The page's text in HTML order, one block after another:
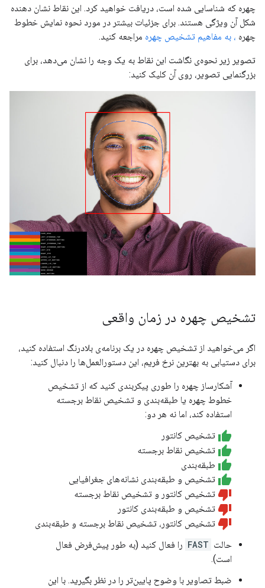
چهره که شناسایی شده است، دریافت خواهید کرد. این نقاط نشان دهنده
شکل آن ویژگی هستند. برای جزئیات بیشتر در مورد نحوه نمایش خطوط
چهره ، به مفاهیم تشخیص چهره مراجعه کنید.
تصویر زیر نحوه‌ی نگاشت این نقاط به یک وجه را نشان می‌دهد، برای
بزرگنمایی تصویر، روی آن کلیک کنید:
تشخیص چهره در زمان واقعی
اگر می‌خواهید از تشخیص چهره در یک برنامه‌ی بلادرنگ استفاده کنید،
برای دستیابی به بهترین نرخ فریم، این دستورالعمل‌ها را دنبال کنید:
آشکارساز چهره را طوری پیکربندی کنید که از تشخیص
خطوط چهره یا طبقه‌بندی و تشخیص نقاط برجسته
استفاده کند، اما نه هر دو:
تشخیص کانتور
تشخیص نقاط برجسته
طبقه‌بندی
تشخیص و طبقه‌بندی نشانه‌های جغرافیایی
تشخیص کانتور و تشخیص نقاط برجسته
تشخیص و طبقه‌بندی کانتور
تشخیص کانتور، تشخیص نقاط برجسته و طبقه‌بندی
حالت FAST را فعال کنید (به طور پیش‌فرض فعال
است).
ضبط تصاویر با وضوح پایین‌تر را در نظر بگیرید. با این